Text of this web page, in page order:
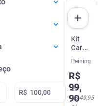
Celular
R$
Kit
Cabo
USB-
C
para
Tipo-
Peining
R$
99,
90
2x
R$ 49,95